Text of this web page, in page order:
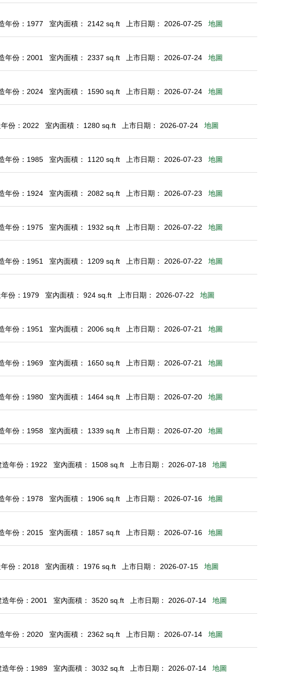
年份：1977 室內面積： 2142 sq.ft 上市日期： 2026-07-25 地圖
年份：2001 室內面積： 2337 sq.ft 上市日期： 2026-07-24 地圖
年份：2024 室內面積： 1590 sq.ft 上市日期： 2026-07-24 地圖
份：2022 室內面積： 1280 sq.ft 上市日期： 2026-07-24 地圖
年份：1985 室內面積： 1120 sq.ft 上市日期： 2026-07-23 地圖
年份：1924 室內面積： 2082 sq.ft 上市日期： 2026-07-23 地圖
年份：1975 室內面積： 1932 sq.ft 上市日期： 2026-07-22 地圖
年份：1951 室內面積： 1209 sq.ft 上市日期： 2026-07-22 地圖
份：1979 室內面積： 924 sq.ft 上市日期： 2026-07-22 地圖
年份：1951 室內面積： 2006 sq.ft 上市日期： 2026-07-21 地圖
年份：1969 室內面積： 1650 sq.ft 上市日期： 2026-07-21 地圖
年份：1980 室內面積： 1464 sq.ft 上市日期： 2026-07-20 地圖
年份：1958 室內面積： 1339 sq.ft 上市日期： 2026-07-20 地圖
造年份：1922 室內面積： 1508 sq.ft 上市日期： 2026-07-18 地圖
年份：1978 室內面積： 1906 sq.ft 上市日期： 2026-07-16 地圖
年份：2015 室內面積： 1857 sq.ft 上市日期： 2026-07-16 地圖
份：2018 室內面積： 1976 sq.ft 上市日期： 2026-07-15 地圖
造年份：2001 室內面積： 3520 sq.ft 上市日期： 2026-07-14 地圖
年份：2020 室內面積： 2362 sq.ft 上市日期： 2026-07-14 地圖
造年份：1989 室內面積： 3032 sq.ft 上市日期： 2026-07-14 地圖